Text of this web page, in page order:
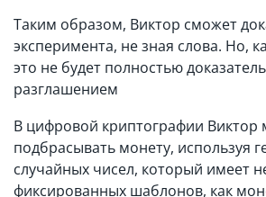
Таким образом, Виктор сможет
эксперимента, не зная слова. Но,
это не будет полностью
разглашением
В цифровой криптографии Виктор
подбрасывать монету, используя
случайных чисел, который имеет
фиксированных шаблонов, как